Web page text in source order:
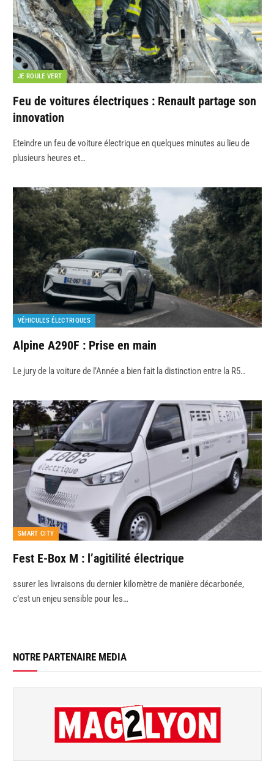
JE ROULE VERT
Feu de voitures électriques : Renault partage son
innovation
Eteindre un feu de voiture électrique en quelques minutes au lieu de
plusieurs heures et…
VÉHICULES ÉLECTRIQUES
Alpine A290F : Prise en main
Le jury de la voiture de l’Année a bien fait la distinction entre la R5…
SMART CITY
Fest E-Box M : l’agitilité électrique
ssurer les livraisons du dernier kilomètre de manière décarbonée,
c’est un enjeu sensible pour les…
NOTRE PARTENAIRE MEDIA